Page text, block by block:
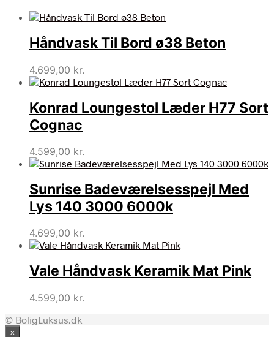
Håndvask Til Bord ø38 Beton
4.699,00 kr.
Konrad Loungestol Læder H77 Sort
Cognac
4.599,00 kr.
Sunrise Badeværelsesspejl Med
Lys 140 3000 6000k
4.699,00 kr.
Vale Håndvask Keramik Mat Pink
4.599,00 kr.
© BoligLuksus.dk
×